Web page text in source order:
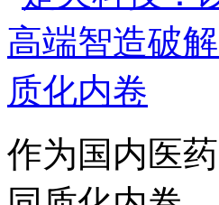
作为国内医